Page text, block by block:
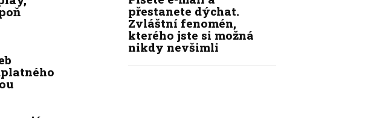
přestanete dýchat.
Zvláštní fenomén,
kterého jste si možná
nikdy nevšimli